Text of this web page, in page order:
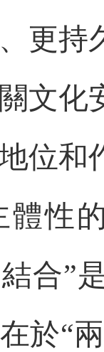
更持
文化
位和
體性
合”
於“